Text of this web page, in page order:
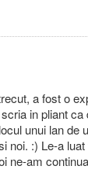
a fost o
in pliant ca
unui lan de
noi. :) Le-a
ne-am